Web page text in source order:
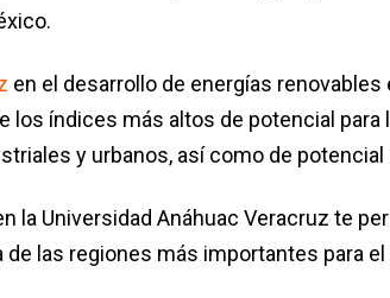
en el desarrollo de energías renovables
los índices más altos de potencial
y urbanos, así como de
la Universidad Anáhuac Veracruz te
las regiones más importantes para